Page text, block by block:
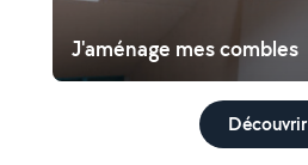
J'aménage mes combles
Découvrir